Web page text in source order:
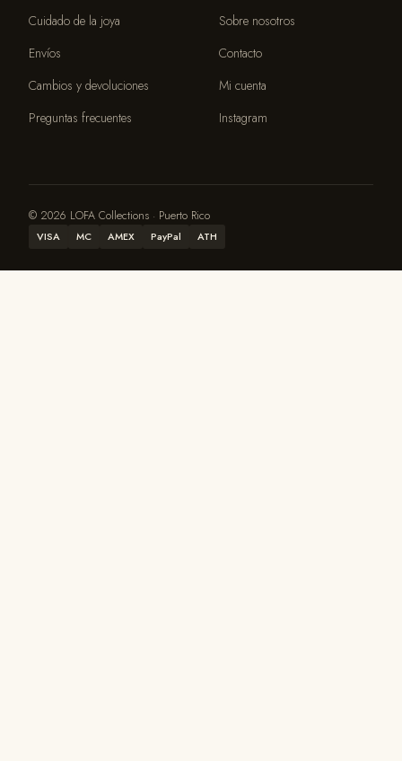
Cuidado de la joya
Envíos
Cambios y devoluciones
Preguntas frecuentes
Sobre nosotros
Contacto
Mi cuenta
Instagram
© 2026 LOFA Collections · Puerto Rico
VISA MC AMEX PayPal ATH